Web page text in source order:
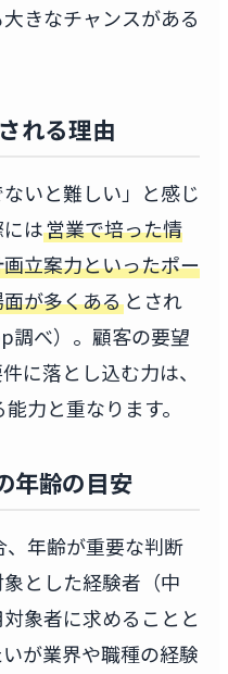
きなチャンスがある
れる理由
いと難しい」と感じ
は営業で培った情
立案力といったポー
が多くあるとされ
調べ）。顧客の要望
に落とし込む力は、
力と重なります。
年齢の目安
年齢が重要な判断
とした経験者（中
象者に求めることと
が業界や職種の経験